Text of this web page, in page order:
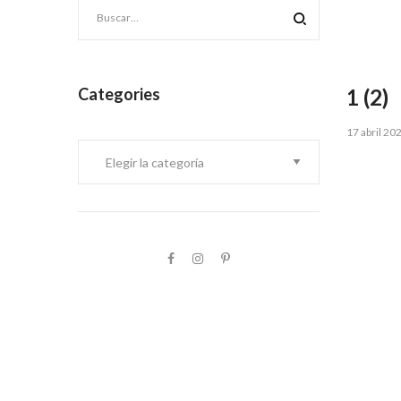
1 (2)
Posted
17 abril
Categories
Categories